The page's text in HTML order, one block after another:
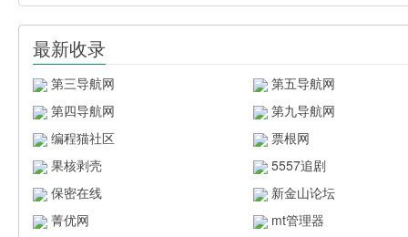
最新收录
第三导航网
第五导航网
第四导航网
第九导航网
编程猫社区
票根网
果核剥壳
5557追剧
保密在线
新金山论坛
菁优网
mt管理器